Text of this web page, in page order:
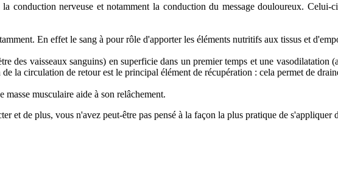
conduction nerveuse et notamment la conduction du message douloureux. Celui-
En effet le sang à pour rôle d'apporter les éléments nutritifs aux tissus et
des vaisseaux sanguins) en superficie dans un premier temps et une vasodilatation
la circulation de retour est le principal élément de récupération : cela permet de
musculaire aide à son relâchement.
et de plus, vous n'avez peut-être pas pensé à la façon la plus pratique de s'appliquer